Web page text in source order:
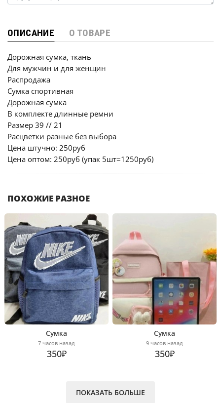
ОПИСАНИЕ О ТОВАРЕ
Дорожная сумка, ткань
Для мужчин и для женщин
Распродажа
Сумка спортивная
Дорожная сумка
В комплекте длинные ремни
Размер 39 // 21
Расцветки разные без выбора
Цена штучно: 250руб
Цена оптом: 250руб (упак 5шт=1250руб)
ПОХОЖИЕ РАЗНОЕ
Сумка
7 часов назад
350₽
Сумка
9 часов назад
350₽
ПОКАЗАТЬ БОЛЬШЕ